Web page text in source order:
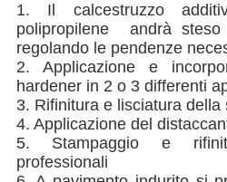
1. Il calcestruzzo
polipropilene andrà
regolando le pendenze
2. Applicazione e
hardener in 2 o 3 differenti
3. Rifinitura e lisciatura della
4. Applicazione del
5. Stampaggio e
professionali